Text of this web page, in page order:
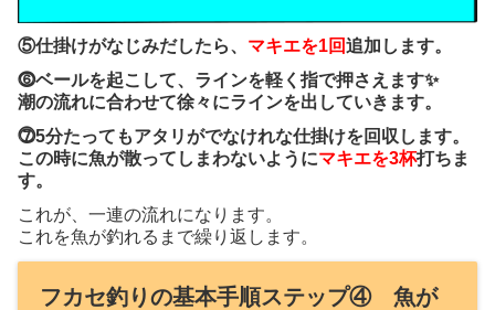
⑤仕掛けがなじみだしたら、 マキエを1回追加します。
⓺ベールを起こして、ラインを軽く指で押さえます✨
潮の流れに合わせて徐々にラインを出していきます。
⓻5分たってもアタリがでなけれな仕掛けを回収します。
この時に魚が散ってしまわないようにマキエを3杯打ちま
す。
これが、一連の流れになります。
これを魚が釣れるまで繰り返します。
フカセ釣りの基本手順ステップ④ 魚が